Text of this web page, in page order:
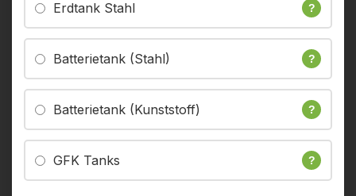
Erdtank Stahl ?
Batterietank (Stahl) ?
Batterietank (Kunststoff) ?
GFK Tanks ?